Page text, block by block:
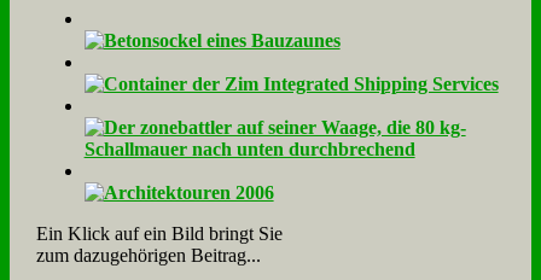
Ein Klick auf ein Bild bringt Sie
zum dazugehörigen Beitrag...